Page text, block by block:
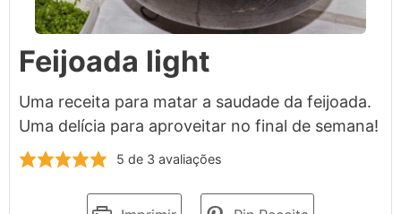
Feijoada light
Uma receita para matar a saudade da feijoada.
Uma delícia para aproveitar no final de semana!
5 de 3 avaliações